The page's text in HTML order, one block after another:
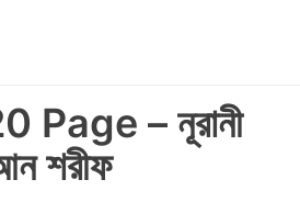
Page – নূরানী
শরীফ